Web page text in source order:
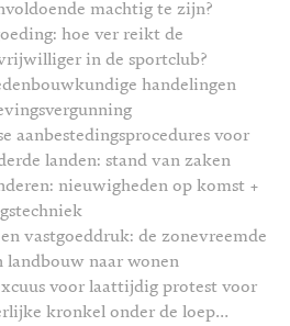
machtig te zijn?
hoe ver reikt de
in de sportclub?
handelingen
aanbestedingsprocedures voor
landen: stand van zaken
nieuwigheden op komst +
vastgoeddruk: de zonevreemde
naar wonen
voor laattijdig protest voor
kronkel onder de loep…